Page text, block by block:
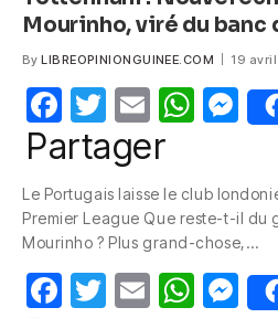
Mourinho, viré du banc
By LIBREOPINIONGUINEE.COM 19
F
a
e
b
o
T
w
itt
er
E
m
W
s
A
p
M
e
e
n
g
Partager
Le Portugais laisse le club
Premier League Que reste-t-il du
Mourinho ? Plus grand-chose,…
F
T
E
W M